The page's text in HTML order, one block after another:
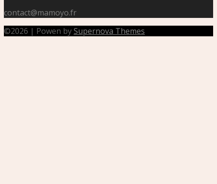
contact@mamoyo.fr
©2026 | Powen bySupernova Themes